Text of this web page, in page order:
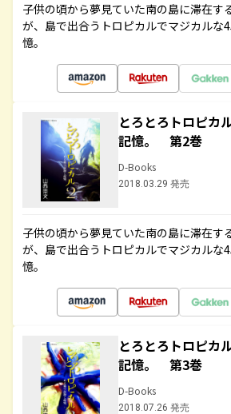
子供の頃から夢見ていた南の島に滞在す
が、島で出合うトロピカルでマジカルな
憶。
とろとろトロピカ
記憶。 第2巻
D-Books
2018.03.29 発売
子供の頃から夢見ていた南の島に滞在す
が、島で出合うトロピカルでマジカルな
憶。
とろとろトロピカ
記憶。 第3巻
D-Books
2018.07.26 発売